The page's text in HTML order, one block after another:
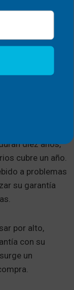
diez años,
cubre un año.
a problemas
su garantía
por alto,
con su
un